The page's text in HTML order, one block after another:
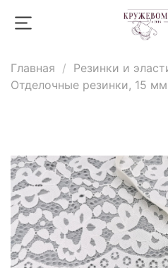
Главная Резинки и
Отделочные резинки, 15 мм